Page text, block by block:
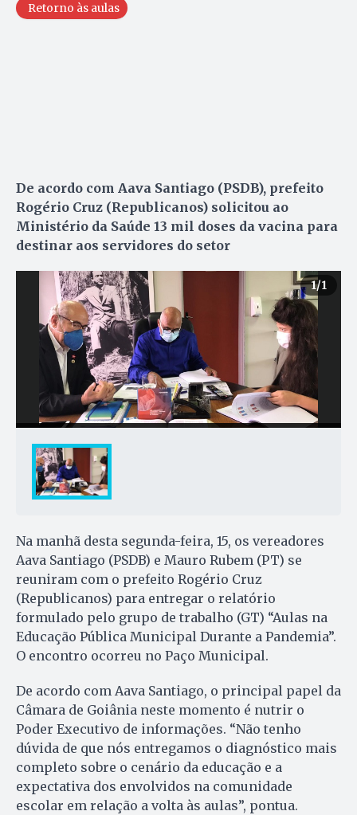
Retorno às aulas
De acordo com Aava Santiago (PSDB), prefeito
Rogério Cruz (Republicanos) solicitou ao
Ministério da Saúde 13 mil doses da vacina para
destinar aos servidores do setor
1/1
Na manhã desta segunda-feira, 15, os vereadores
Aava Santiago (PSDB) e Mauro Rubem (PT) se
reuniram com o prefeito Rogério Cruz
(Republicanos) para entregar o relatório
formulado pelo grupo de trabalho (GT) “Aulas na
Educação Pública Municipal Durante a Pandemia”.
O encontro ocorreu no Paço Municipal.
De acordo com Aava Santiago, o principal papel da
Câmara de Goiânia neste momento é nutrir o
Poder Executivo de informações. “Não tenho
dúvida de que nós entregamos o diagnóstico mais
completo sobre o cenário da educação e a
expectativa dos envolvidos na comunidade
escolar em relação a volta às aulas”, pontua.